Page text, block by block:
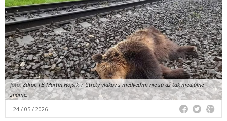
foto:Zdroj: FB Martin Hojsík / Strety vlakov s medveďmi nie sú až tak mediálne
známe.
24 / 05 / 2026